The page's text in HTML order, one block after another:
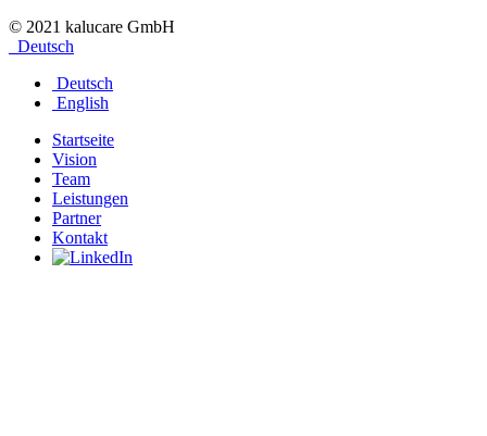
© 2021 kalucare GmbH
Deutsch
Deutsch
English
Startseite
Vision
Team
Leistungen
Partner
Kontakt